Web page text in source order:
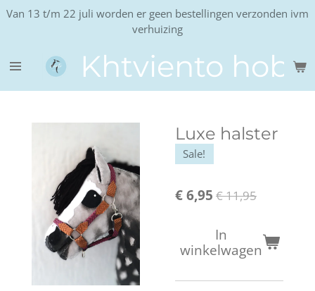
Ga
de
hoofdinhoud
Khtviento
Van 13 t/m 22 juli worden er geen bestellingen verzonden ivm
verhuizing
Luxe halster
Sale!
€ 6,95 € 11,95
In
winkelwagen